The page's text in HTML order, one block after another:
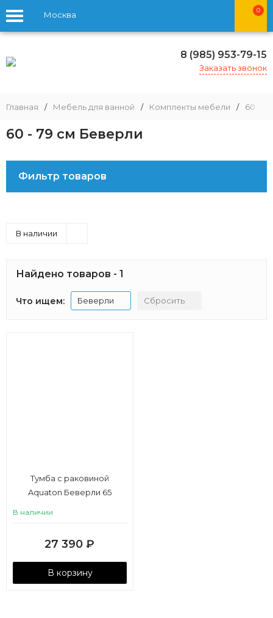
Москва 0
8 (985) 953-79-15
Заказать звонок
Главная / Мебель для ванной / Комплекты мебели / 60 -
60 - 79 см Беверли
Фильтр товаров
В наличии
Найдено товаров - 1
Что ищем: Беверли Сбросить
Тумба с раковиной
Aquaton Беверли 65
В наличии
27 390 ₽
В корзину